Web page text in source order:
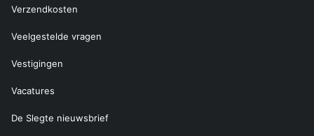
Verzendkosten
Veelgestelde vragen
Vestigingen
Vacatures
De Slegte nieuwsbrief